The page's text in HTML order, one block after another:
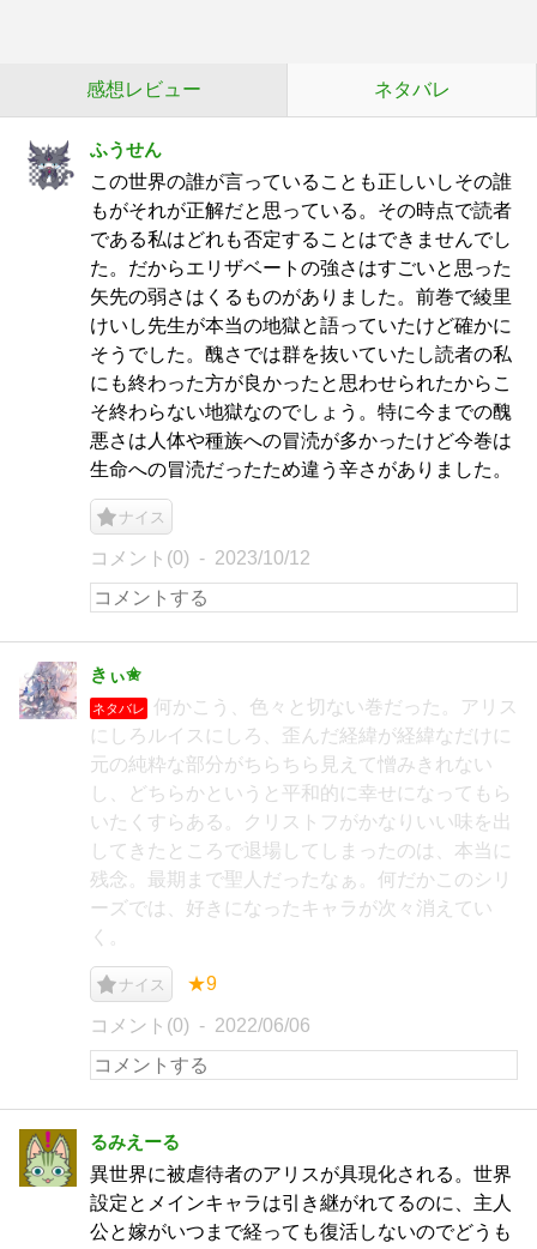
感想レビュー ネタバレ
ふうせん
この世界の誰が言っていることも正しいしその誰
もがそれが正解だと思っている。その時点で読者
である私はどれも否定することはできませんでし
た。だからエリザベートの強さはすごいと思った
矢先の弱さはくるものがありました。前巻で綾里
けいし先生が本当の地獄と語っていたけど確かに
そうでした。醜さでは群を抜いていたし読者の私
にも終わった方が良かったと思わせられたからこ
そ終わらない地獄なのでしょう。特に今までの醜
悪さは人体や種族への冒涜が多かったけど今巻は
生命への冒涜だったため違う辛さがありました。
ナイス
コメント(0) 2023/10/12
きぃ✬
ネタバレ
何かこう、色々と切ない巻だった。アリス
にしろルイスにしろ、歪んだ経緯が経緯なだけに
元の純粋な部分がちらちら見えて憎みきれない
し、どちらかというと平和的に幸せになってもら
いたくすらある。クリストフがかなりいい味を出
してきたところで退場してしまったのは、本当に
残念。最期まで聖人だったなぁ。何だかこのシリ
ーズでは、好きになったキャラが次々消えてい
く。
ナイス ★9
コメント(0) 2022/06/06
るみえーる
異世界に被虐待者のアリスが具現化される。世界
設定とメインキャラは引き継がれてるのに、主人
公と嫁がいつまで経っても復活しないのでどうも